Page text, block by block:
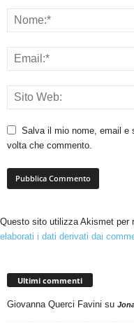
Salva il mio nome, email e
volta che commento.
Questo sito utilizza Akismet per
elaborati i dati derivati dai
Ultimi commenti
Giovanna Querci Favini su